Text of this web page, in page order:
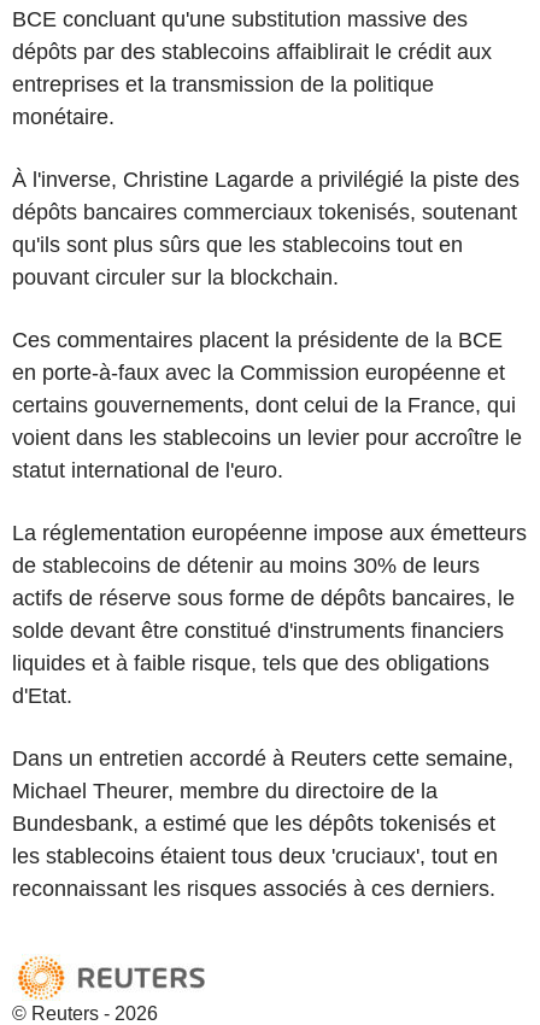
BCE concluant qu'une substitution massive des
dépôts par des stablecoins affaiblirait le crédit aux
entreprises et la transmission de la politique
monétaire.
À l'inverse, Christine Lagarde a privilégié la piste des
dépôts bancaires commerciaux tokenisés, soutenant
qu'ils sont plus sûrs que les stablecoins tout en
pouvant circuler sur la blockchain.
Ces commentaires placent la présidente de la BCE
en porte-à-faux avec la Commission européenne et
certains gouvernements, dont celui de la France, qui
voient dans les stablecoins un levier pour accroître le
statut international de l'euro.
La réglementation européenne impose aux émetteurs
de stablecoins de détenir au moins 30% de leurs
actifs de réserve sous forme de dépôts bancaires, le
solde devant être constitué d'instruments financiers
liquides et à faible risque, tels que des obligations
d'Etat.
Dans un entretien accordé à Reuters cette semaine,
Michael Theurer, membre du directoire de la
Bundesbank, a estimé que les dépôts tokenisés et
les stablecoins étaient tous deux 'cruciaux', tout en
reconnaissant les risques associés à ces derniers.
© Reuters - 2026